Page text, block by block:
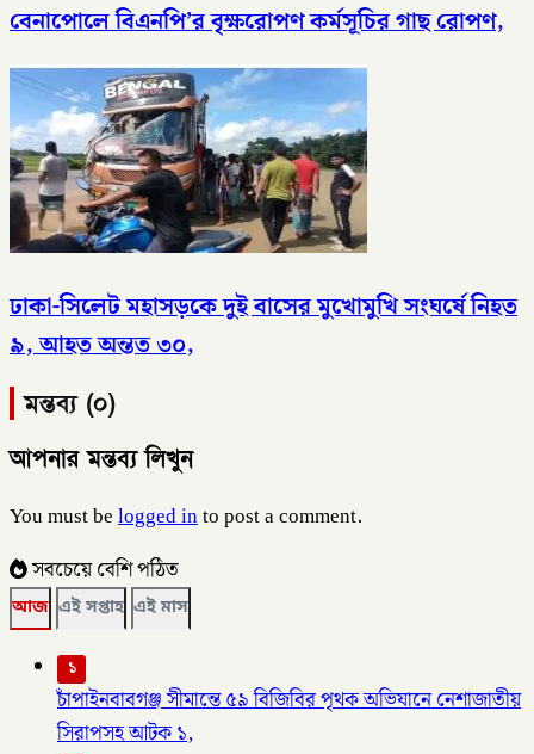
বেনাপোলে বিএনপি’র বৃক্ষরোপণ কর্মসূচির গাছ রোপণ,
ঢাকা-সিলেট মহাসড়কে দুই বাসের মুখোমুখি সংঘর্ষে নিহত
৯, আহত অন্তত ৩০,
মন্তব্য (০)
আপনার মন্তব্য লিখুন
You must belogged into post a comment.
সবচেয়ে বেশি পঠিত
আজ এই সপ্তাহ এই মাস
১
চাঁপাইনবাবগঞ্জ সীমান্তে ৫৯ বিজিবির পৃথক অভিযানে নেশাজাতীয়
সিরাপসহ আটক ১,